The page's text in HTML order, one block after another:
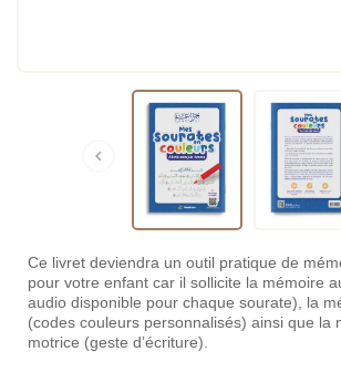

Ce livret deviendra un outil pratique de
pour votre enfant car il sollicite la mémoire
audio disponible pour chaque sourate), la
(codes couleurs personnalisés) ainsi que la
motrice (geste d’écriture).